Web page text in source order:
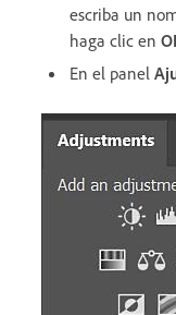
escriba un
haga clic en
En el panel